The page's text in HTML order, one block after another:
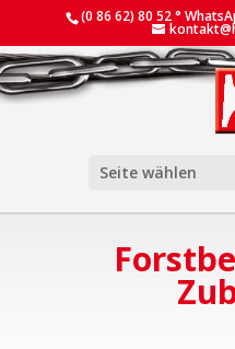
(0 86 62) 80 52 °
Seite wählen